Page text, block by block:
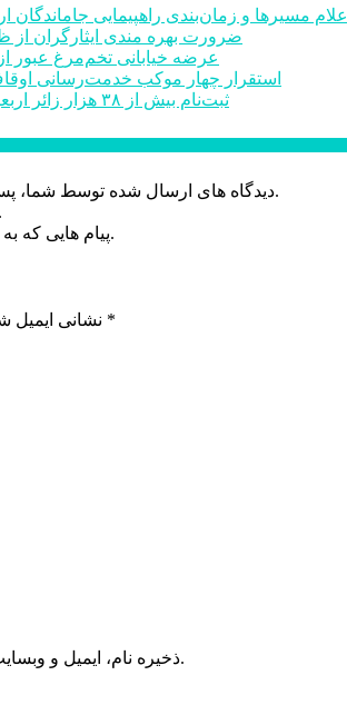
اعلام مسیرها و زمان‌بندی راهپیمایی جاماندگان
ضرورت بهره مندی ایثارگران
عرضه خیابانی تخم‌مرغ
استقرار چهار موکب خدمت‌رسانی
ثبت‌نام بیش از ٣٨ هزار زائر اربعین در سامانه سماح البرز
دیدگاه های ارسال شده توسط شما، پس از تایید توسط خبرگزاری الف در وب منتشر خواهد شد.
پیام هایی که حاوی تهمت یا افترا باشد منتشر نخواهد شد.
پیام هایی که به غیر از زبان فارسی یا غیر مرتبط باشد منتشر نخواهد شد.
نشانی ایمیل *
ذخیره نام، ایمیل و وبسایت من در مرورگر برای زمانی که دوباره دیدگاهی می‌نویسم.